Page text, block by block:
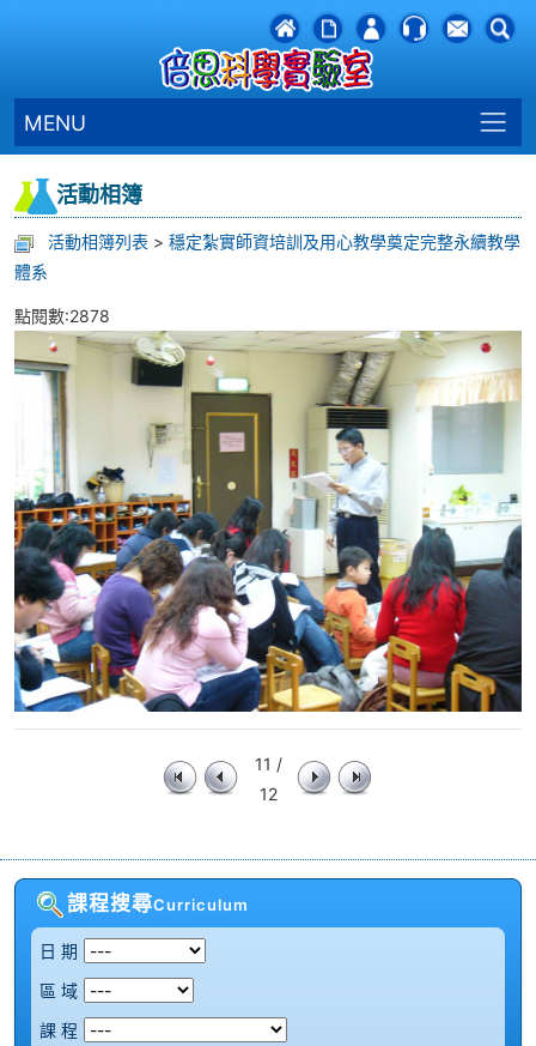
MENU
活動相簿
活動相簿列表 > 穩定紮實師資培訓及用心教學奠定完整永續教學
體系
點閱數:2878
11 /
12
課程搜尋Curriculum
日 期
區 域
課 程